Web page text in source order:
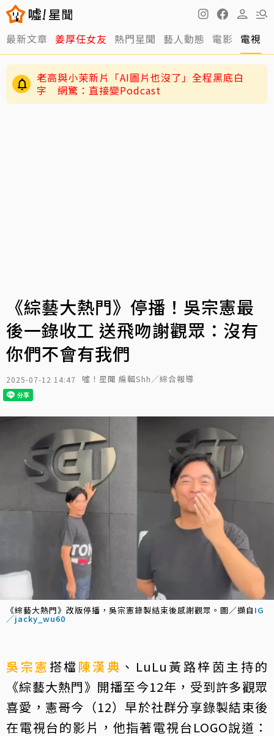
最新文章 姜厚任女友 熱門星聞 藝人動態 電影 電視
快訊／方志友、楊銘威離婚了！結束12年婚「無
法再做情人永遠是家人」
老高與小茉新片「AI圖片也沒了」全程黑底白
字 網驚：直接變Podcast
《綜藝大熱門》停播！吳宗憲最
後一錄收工 送飛吻謝觀眾：沒有
你們不會有我們
2025-07-12 14:47 噓！星聞 編輯Shh／綜合報導
《綜藝大熱門》改版停播，吳宗憲錄製結束後感謝觀眾。圖／擷自 IG
／jacky_wu60
吳宗憲 搭檔 陳漢典 、LuLu黃路梓茵主持的
《綜藝大熱門》開播至今12年，受到許多觀眾
喜愛，憲哥今（12）早於社群分享錄製結束後
在電視台的影片，他指著電視台LOGO說道：